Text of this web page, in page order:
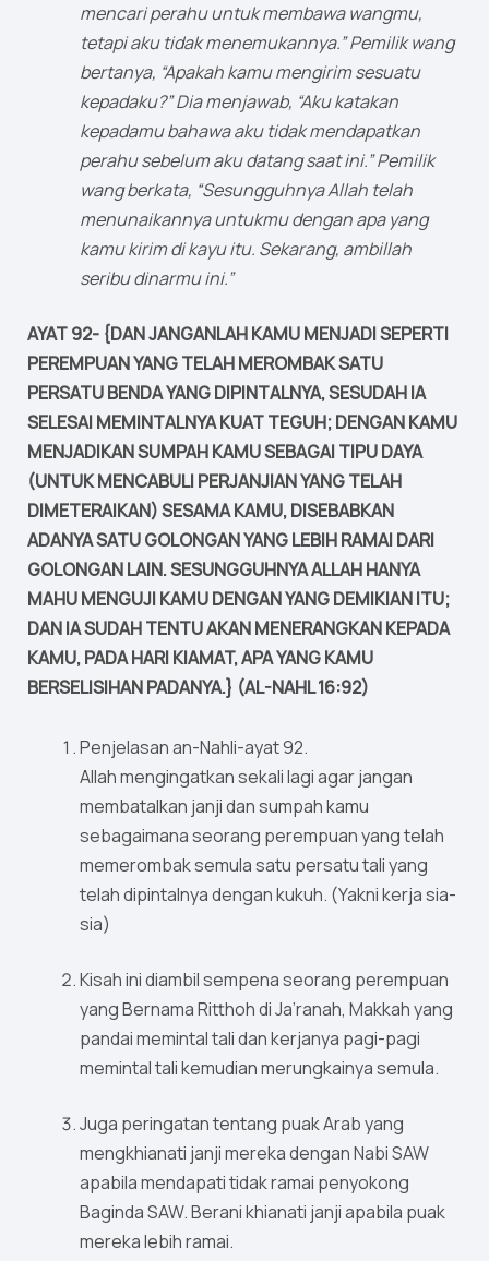
mencari perahu untuk membawa wangmu,
tetapi aku tidak menemukannya.” Pemilik wang
bertanya, “Apakah kamu mengirim sesuatu
kepadaku?” Dia menjawab, “Aku katakan
kepadamu bahawa aku tidak mendapatkan
perahu sebelum aku datang saat ini.” Pemilik
wang berkata, “Sesungguhnya Allah telah
menunaikannya untukmu dengan apa yang
kamu kirim di kayu itu. Sekarang, ambillah
seribu dinarmu ini.”
AYAT 92- {DAN JANGANLAH KAMU MENJADI SEPERTI
PEREMPUAN YANG TELAH MEROMBAK SATU
PERSATU BENDA YANG DIPINTALNYA, SESUDAH IA
SELESAI MEMINTALNYA KUAT TEGUH; DENGAN KAMU
MENJADIKAN SUMPAH KAMU SEBAGAI TIPU DAYA
(UNTUK MENCABULI PERJANJIAN YANG TELAH
DIMETERAIKAN) SESAMA KAMU, DISEBABKAN
ADANYA SATU GOLONGAN YANG LEBIH RAMAI DARI
GOLONGAN LAIN. SESUNGGUHNYA ALLAH HANYA
MAHU MENGUJI KAMU DENGAN YANG DEMIKIAN ITU;
DAN IA SUDAH TENTU AKAN MENERANGKAN KEPADA
KAMU, PADA HARI KIAMAT, APA YANG KAMU
BERSELISIHAN PADANYA.} (AL-NAHL 16:92)
Penjelasan an-Nahli-ayat 92.
Allah mengingatkan sekali lagi agar jangan
membatalkan janji dan sumpah kamu
sebagaimana seorang perempuan yang telah
memerombak semula satu persatu tali yang
telah dipintalnya dengan kukuh. (Yakni kerja sia-
sia)
Kisah ini diambil sempena seorang perempuan
yang Bernama Ritthoh di Ja’ranah, Makkah yang
pandai memintal tali dan kerjanya pagi-pagi
memintal tali kemudian merungkainya semula.
Juga peringatan tentang puak Arab yang
mengkhianati janji mereka dengan Nabi SAW
apabila mendapati tidak ramai penyokong
Baginda SAW. Berani khianati janji apabila puak
mereka lebih ramai.